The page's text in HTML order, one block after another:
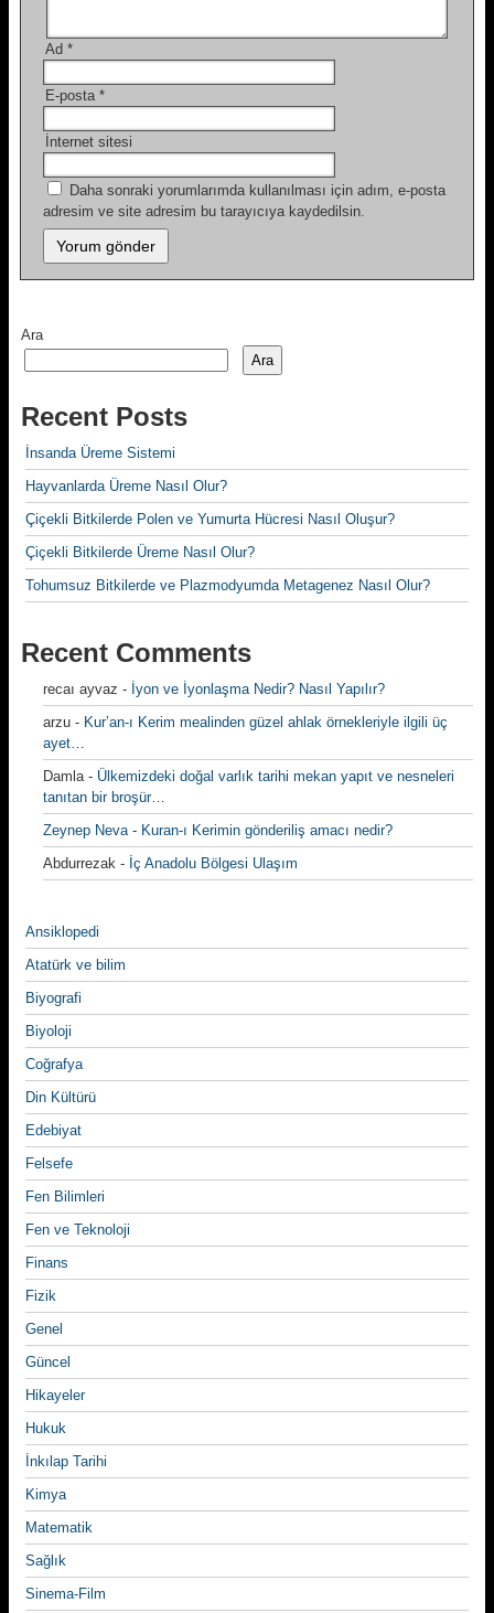
Ad *
E-posta *
İnternet sitesi
Daha sonraki yorumlarımda kullanılması için adım, e-posta
adresim ve site adresim bu tarayıcıya kaydedilsin.
Ara
Ara
Recent Posts
İnsanda Üreme Sistemi
Hayvanlarda Üreme Nasıl Olur?
Çiçekli Bitkilerde Polen ve Yumurta Hücresi Nasıl Oluşur?
Çiçekli Bitkilerde Üreme Nasıl Olur?
Tohumsuz Bitkilerde ve Plazmodyumda Metagenez Nasıl Olur?
Recent Comments
recaı ayvaz - İyon ve İyonlaşma Nedir? Nasıl Yapılır?
arzu - Kur’an-ı Kerim mealinden güzel ahlak örnekleriyle ilgili üç
ayet…
Damla- Ülkemizdeki doğal varlık tarihi mekan yapıt ve nesneleri
tanıtan bir broşür…
Zeynep Neva- Kuran-ı Kerimin gönderiliş amacı nedir?
Abdurrezak - İç Anadolu Bölgesi Ulaşım
Ansiklopedi
Atatürk ve bilim
Biyografi
Biyoloji
Coğrafya
Din Kültürü
Edebiyat
Felsefe
Fen Bilimleri
Fen ve Teknoloji
Finans
Fizik
Genel
Güncel
Hikayeler
Hukuk
İnkılap Tarihi
Kimya
Matematik
Sağlık
Sinema-Film